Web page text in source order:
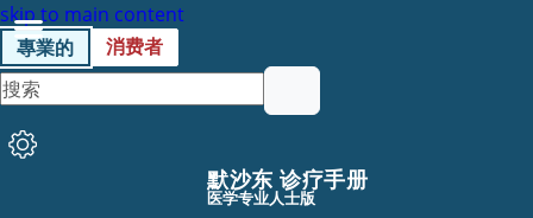
skip to main content
專業的
消费者
默沙东 诊疗手册
医学专业人士版